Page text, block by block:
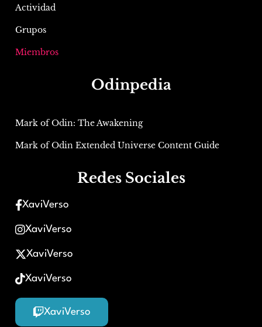
Actividad
Grupos
Miembros
Odinpedia
Mark of Odin: The Awakening
Mark of Odin Extended Universe Content Guide
Redes Sociales
XaviVerso
XaviVerso
XaviVerso
XaviVerso
XaviVerso